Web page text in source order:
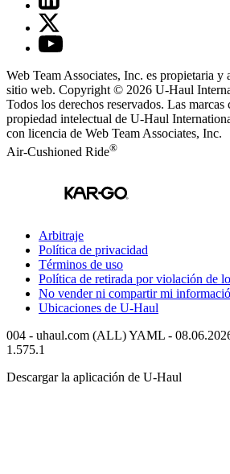
Web Team Associates, Inc. es propietaria y
sitio web. Copyright © 2026 U-Haul
Todos los derechos reservados. Las marcas
propiedad intelectual de U-Haul
con licencia de Web Team Associates, Inc.
Air-Cushioned Ride®
Arbitraje
Política de privacidad
Términos de uso
Política de retirada por violación de
No vender ni compartir mi
Ubicaciones de U-Haul
004 - uhaul.com (ALL) YAML -
1.575.1
Descargar la aplicación de U-Haul